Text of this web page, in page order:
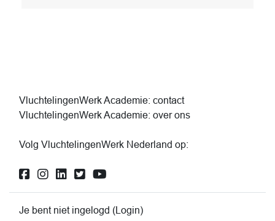
VluchtelingenWerk Academie: contact
VluchtelingenWerk Academie: over ons
Volg VluchtelingenWerk Nederland op:
Je bent niet ingelogd (Login)